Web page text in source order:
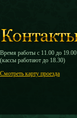
Время работы с 11.00 до 19.00
(кассы работают до 18.30)
Смотреть карту проезда